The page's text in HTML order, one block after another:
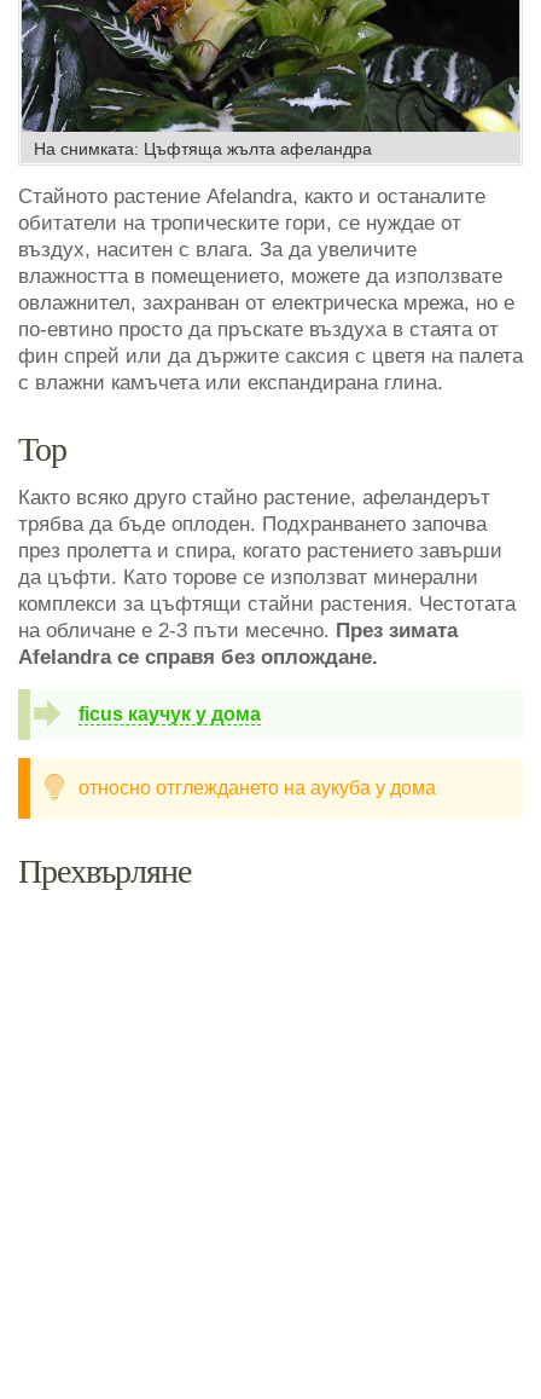
На снимката: Цъфтяща жълта афеландра
Стайното растение Afelandra, както и останалите
обитатели на тропическите гори, се нуждае от
въздух, наситен с влага. За да увеличите
влажността в помещението, можете да използвате
овлажнител, захранван от електрическа мрежа, но е
по-евтино просто да пръскате въздуха в стаята от
фин спрей или да държите саксия с цветя на палета
с влажни камъчета или експандирана глина.
Тор
Както всяко друго стайно растение, афеландерът
трябва да бъде оплоден. Подхранването започва
през пролетта и спира, когато растението завърши
да цъфти. Като торове се използват минерални
комплекси за цъфтящи стайни растения. Честотата
на обличане е 2-3 пъти месечно. През зимата
Afelandra се справя без оплождане.
ficus каучук у дома
относно отглеждането на аукуба у дома
Прехвърляне